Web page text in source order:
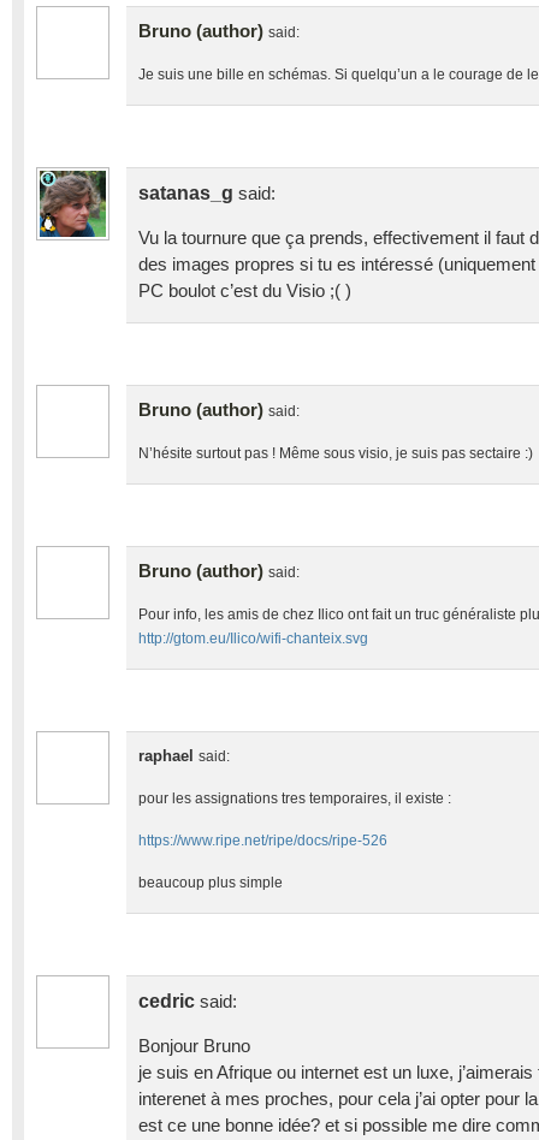
Bruno (author) said:
Je suis une bille en schémas. Si quelqu’un a le courage de
satanas_g said:
Vu la tournure que ça prends, effectivement il faut
des images propres si tu es intéressé
PC boulot c’est du Visio ;( )
Bruno (author) said:
N’hésite surtout pas ! Même sous visio, je suis pas sectaire :)
Bruno (author) said:
Pour info, les amis de chez Ilico ont fait un truc généraliste
http://gtom.eu/Ilico/wifi-chanteix.svg
raphael said:
pour les assignations tres temporaires, il existe :
https://www.ripe.net/ripe/docs/ripe-526
beaucoup plus simple
cedric said:
Bonjour Bruno
je suis en Afrique ou internet est un luxe,
interenet à mes proches, pour cela j’ai opter pour
est ce une bonne idée? et si possible me dire